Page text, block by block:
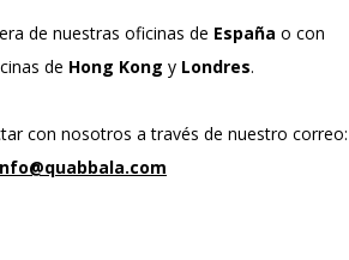
de nuestras oficinas de España o con
de Hong Kong y Londres.
con nosotros a través de nuestro correo: